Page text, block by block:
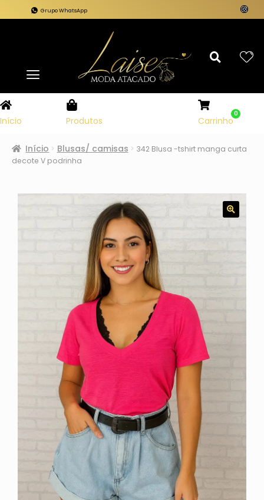
Grupo WhatsApp
Início Produtos Carrinho
0
Início Blusas/ camisas
342 Blusa -tshirt manga curta
decote V podrinha